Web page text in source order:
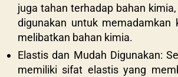
juga tahan terhadap bahan
digunakan untuk memadamkan
melibatkan bahan kimia.
Elastis dan Mudah Digunakan:
memiliki sifat elastis yang